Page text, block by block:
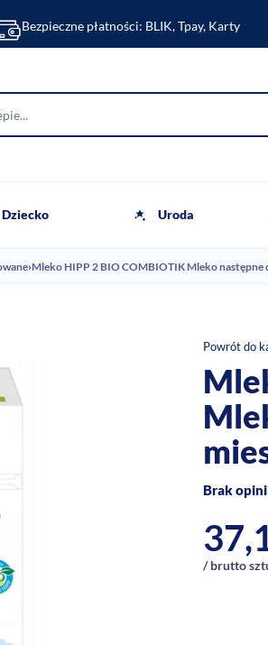
Bezpieczne płatności: BLIK, Tpay, Karty
Dziecko Uroda
›Mleko HIPP 2 BIO COMBIOTIK Mleko następne
Powrót do
Brak
/ brutto